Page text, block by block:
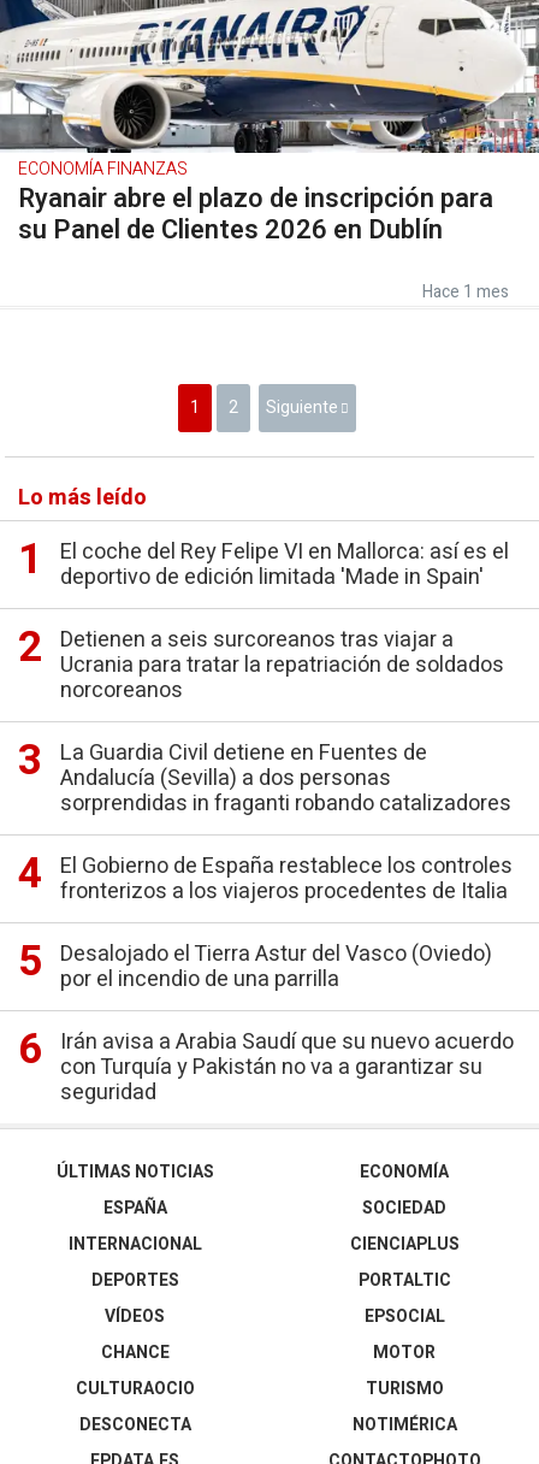
ECONOMÍA FINANZAS
Ryanair abre el plazo de inscripción para
su Panel de Clientes 2026 en Dublín
Hace 1 mes
1 2 Siguiente
Lo más leído
El coche del Rey Felipe VI en Mallorca: así es el
deportivo de edición limitada 'Made in Spain'
Detienen a seis surcoreanos tras viajar a
Ucrania para tratar la repatriación de soldados
norcoreanos
La Guardia Civil detiene en Fuentes de
Andalucía (Sevilla) a dos personas
sorprendidas in fraganti robando catalizadores
El Gobierno de España restablece los controles
fronterizos a los viajeros procedentes de Italia
Desalojado el Tierra Astur del Vasco (Oviedo)
por el incendio de una parrilla
Irán avisa a Arabia Saudí que su nuevo acuerdo
con Turquía y Pakistán no va a garantizar su
seguridad
ÚLTIMAS NOTICIAS
ESPAÑA
INTERNACIONAL
DEPORTES
VÍDEOS
ECONOMÍA
SOCIEDAD
CIENCIAPLUS
PORTALTIC
EPSOCIAL
CHANCE
CULTURAOCIO
DESCONECTA
MOTOR
TURISMO
NOTIMÉRICA